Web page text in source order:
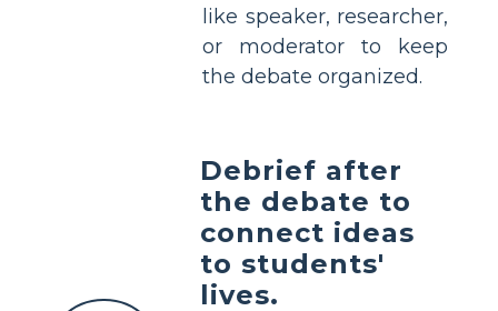
like speaker, researcher,
or moderator to keep
the debate organized.
Debrief after
the debate to
connect ideas
to students'
lives.